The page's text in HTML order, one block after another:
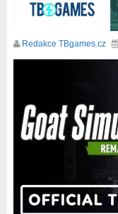
Redakce TBgames.cz